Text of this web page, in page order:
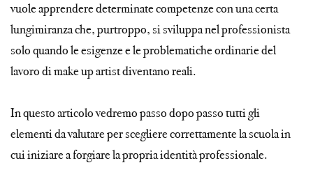
vuole apprendere determinate competenze con una certa
lungimiranza che, purtroppo, si sviluppa nel professionista
solo quando le esigenze e le problematiche ordinarie del
lavoro di make up artist diventano reali.
In questo articolo vedremo passo dopo passo tutti gli
elementi da valutare per scegliere correttamente la scuola in
cui iniziare a forgiare la propria identità professionale.